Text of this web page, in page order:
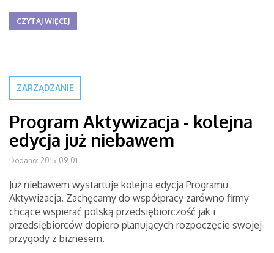
CZYTAJ WIĘCEJ
ZARZĄDZANIE
Program Aktywizacja - kolejna
edycja już niebawem
Dodano: 2015-09-01
Już niebawem wystartuje kolejna edycja Programu
Aktywizacja. Zachęcamy do współpracy zarówno firmy
chcące wspierać polską przedsiębiorczość jak i
przedsiębiorców dopiero planujących rozpoczęcie swojej
przygody z biznesem.